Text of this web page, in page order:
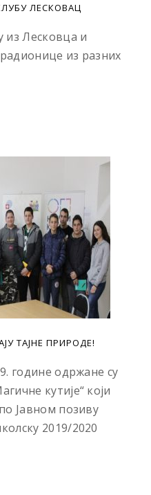
ЛЕСКОВАЦ
из Лесковца и
из разних
ТАЈНЕ ПРИРОДЕ!
године одржане су
кутије“ који
Јавном позиву
2019/2020